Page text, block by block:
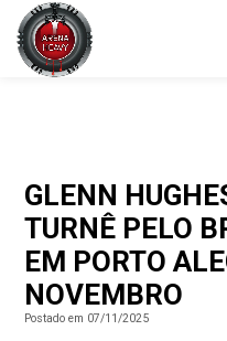
GLENN
TURNÊ PELO
EM PORTO
NOVEMBRO
Postado em 07/11/2025